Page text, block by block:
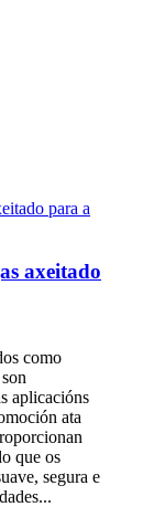
axeitado
como
aplicacións
ata
que os
segura e